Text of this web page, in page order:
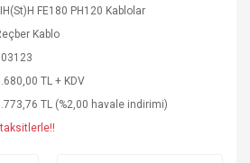
FE180 PH120 Kablolar
Kablo
TL + KDV
TL (%2,00 havale indirimi)